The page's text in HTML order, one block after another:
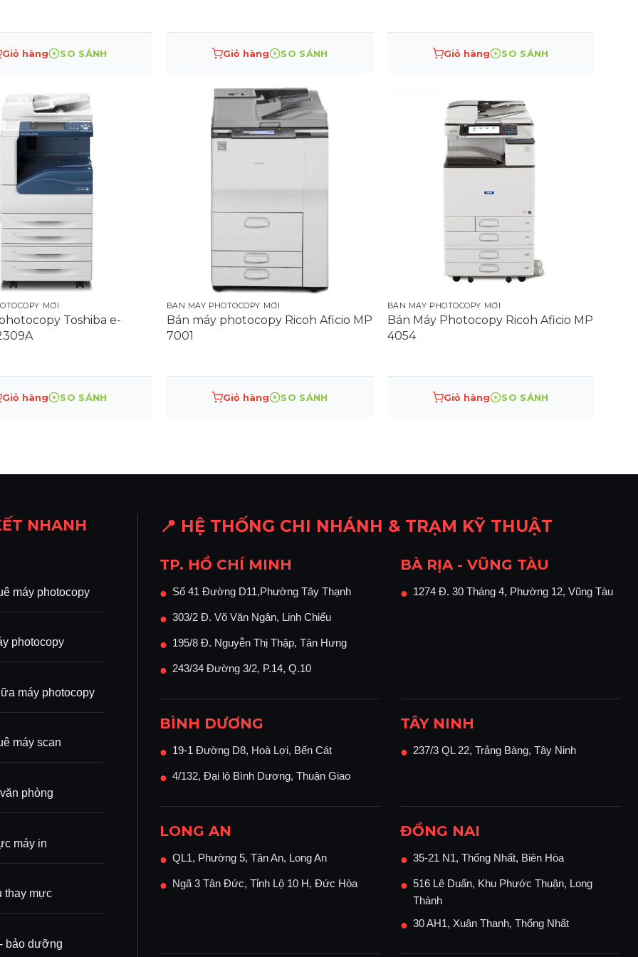
để khắc phục sự cố phức tạp hơn. Quản trị viên
chương trình cơ sở trong giây lát bằng các
vui lòng truy cập trang web của công ty
in.
chức năng in và scan.
năng Laser màu C8003
xuất xứ (CO) rõ ràng.
tương đương.
Giỏ hàng SO SÁNH Giỏ hàng SO SÁNH Giỏ hàng SO SÁNH
MỚI
Toshiba e-
Giỏ hàng SO SÁNH
BÁN MÁY PHOTOCOPY MỚI
Bán máy photocopy Ricoh Aficio MP
7001
Giỏ hàng SO SÁNH
BÁN MÁY PHOTOCOPY MỚI
Bán Máy Photocopy Ricoh Aficio MP
4054
Giỏ hàng SO SÁNH
NHANH
máy photocopy
photocopy
máy photocopy
máy scan
phòng
máy in
thay mực
bảo dưỡng
📍 HỆ THỐNG CHI NHÁNH & TRẠM KỸ THUẬT
TP. HỒ CHÍ MINH
● Số 41 Đường D11,Phường Tây Thạnh
● 303/2 Đ. Võ Văn Ngân, Linh Chiểu
● 195/8 Đ. Nguyễn Thị Thập, Tân Hưng
● 243/34 Đường 3/2, P.14, Q.10
BÀ RỊA - VŨNG TÀU
● 1274 Đ. 30 Tháng 4, Phường 12, Vũng Tàu
BÌNH DƯƠNG
● 19-1 Đường D8, Hoà Lợi, Bến Cát
● 4/132, Đại lộ Bình Dương, Thuận Giao
TÂY NINH
● 237/3 QL 22, Trảng Bàng, Tây Ninh
LONG AN
● QL1, Phường 5, Tân An, Long An
● Ngã 3 Tân Đức, Tỉnh Lộ 10 H, Đức Hòa
ĐỒNG NAI
● 35-21 N1, Thống Nhất, Biên Hòa
● 516 Lê Duẩn, Khu Phước Thuận, Long
Thành
● 30 AH1, Xuân Thanh, Thống Nhất